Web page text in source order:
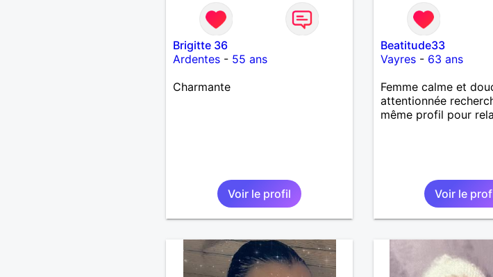
Brigitte 36
Ardentes- 55 ans
Charmante
Voir le profil
Beatitude33
Vayres- 63 ans
Femme calme et
attentionnée
même profil pour
Voir le